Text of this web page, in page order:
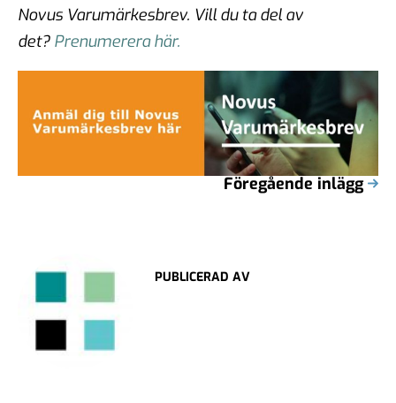
Novus Varumärkesbrev. Vill du ta del av
det? Prenumerera här.
Föregående inlägg
PUBLICERAD AV